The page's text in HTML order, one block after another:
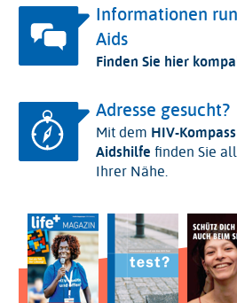
Informationen
Aids
Finden Sie hier
Adresse gesucht?
Mit dem HIV-
Aidshilfe finden Sie
Ihrer Nähe.